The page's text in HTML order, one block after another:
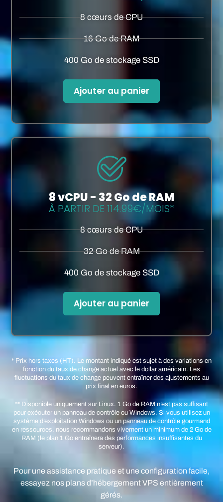
8 cœurs de CPU
16 Go de RAM
400 Go de stockage SSD
Ajouter au panier
8 vCPU - 32 Go de RAM
À PARTIR DE 114.99€/MOIS*
8 cœurs de CPU
32 Go de RAM
400 Go de stockage SSD
Ajouter au panier
* Prix hors taxes (HT). Le montant indiqué est sujet à des variations en
fonction du taux de change actuel avec le dollar américain. Les
fluctuations dutaux de change peuvent entraîner des ajustements au
prix final en euros.
** Disponible uniquement sur Linux. 1 Go de RAM n’est pas suffisant
pour exécuter un panneau de contrôle ou Windows. Si vous utilisez un
système d’exploitation Windows ou un panneau de contrôle gourmand
en ressources, nous recommandons vivement un minimum de 2 Go de
RAM (le plan 1 Go entraînera des performances insuffisantes du
serveur).
Pour une assistance pratique et une configuration facile,
essayez nos plans d’hébergement VPS entièrement
gérés.